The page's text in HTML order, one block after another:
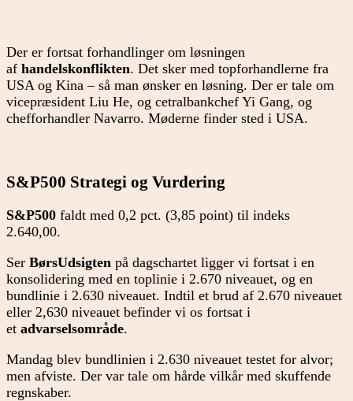
Der er fortsat forhandlinger om løsningen
af handelskonflikten. Det sker med topforhandlerne fra
USA og Kina – så man ønsker en løsning. Der er tale om
vicepræsident Liu He, og cetralbankchef Yi Gang, og
chefforhandler Navarro. Møderne finder sted i USA.
S&P500 Strategi og Vurdering
S&P500 faldt med 0,2 pct. (3,85 point) til indeks
2.640,00.
Ser BørsUdsigten på dagschartet ligger vi fortsat i en
konsolidering med en toplinie i 2.670 niveauet, og en
bundlinie i 2.630 niveauet. Indtil et brud af 2.670 niveauet
eller 2,630 niveauet befinder vi os fortsat i
et advarselsområde.
Mandag blev bundlinien i 2.630 niveauet testet for alvor;
men afviste. Der var tale om hårde vilkår med skuffende
regnskaber.